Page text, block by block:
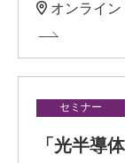
オンライン
セミナー
「光半導